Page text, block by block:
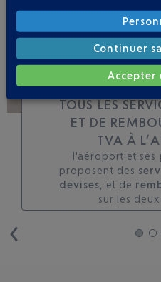
TOUS LES
ET DE
TVA À
l'aéroport et ses
proposent des
devises , et de
sur les deux
Continuer
Accepter